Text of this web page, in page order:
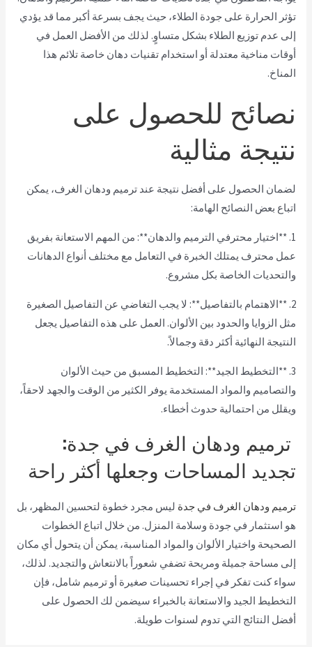
تؤثر الحرارة على جودة الطلاء، حيث يجف بسرعة أكبر مما قد يؤدي
إلى عدم توزيع الطلاء بشكل متساوٍ. لذلك من الأفضل العمل في
أوقات مناخية معتدلة أو استخدام تقنيات دهان خاصة تلائم هذا
المناخ.
نصائح للحصول على
نتيجة مثالية
لضمان الحصول على أفضل نتيجة عند ترميم ودهان الغرف، يمكن
اتباع بعض النصائح الهامة:
1. **اختيار محترفي الترميم والدهان**: من المهم الاستعانة بفريق
عمل محترف يمتلك الخبرة في التعامل مع مختلف أنواع الدهانات
والتحديات الخاصة بكل مشروع.
2. **الاهتمام بالتفاصيل**: لا يجب التغاضي عن التفاصيل الصغيرة
مثل الزوايا والحدود بين الألوان. العمل على هذه التفاصيل يجعل
النتيجة النهائية أكثر دقة وجمالاً.
3. **التخطيط الجيد**: التخطيط المسبق من حيث الألوان
والتصاميم والمواد المستخدمة يوفر الكثير من الوقت والجهد لاحقاً،
ويقلل من احتمالية حدوث أخطاء.
ترميم ودهان الغرف في جدة:
تجديد المساحات وجعلها أكثر راحة
ترميم ودهان الغرف في جدة ليس مجرد خطوة لتحسين المظهر، بل
هو استثمار في جودة وسلامة المنزل. من خلال اتباع الخطوات
الصحيحة واختيار الألوان والمواد المناسبة، يمكن أن يتحول أي مكان
إلى مساحة جميلة ومريحة تضفي شعوراً بالانتعاش والتجديد. لذلك،
سواء كنت تفكر في إجراء تحسينات صغيرة أو ترميم شامل، فإن
التخطيط الجيد والاستعانة بالخبراء سيضمن لك الحصول على
أفضل النتائج التي تدوم لسنوات طويلة.